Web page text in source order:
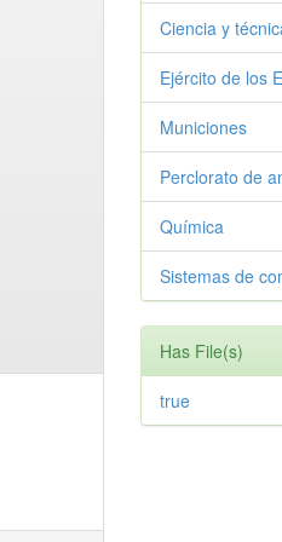
Ciencia y
Ejército de los
Municiones
Perclorato de
Química
Sistemas de
Has File(s)
true